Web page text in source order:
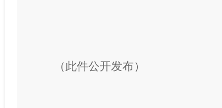
（此件公开发布）